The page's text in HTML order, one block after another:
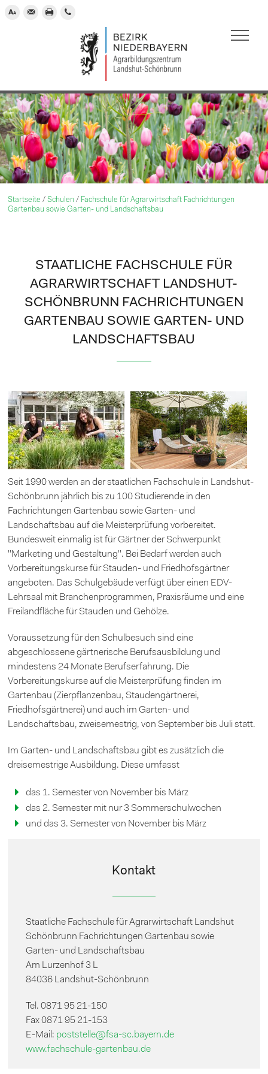
   
Startseite /Schulen / Fachschule für Agrarwirtschaft Fachrichtungen
Gartenbau sowie Garten- und Landschaftsbau
STAATLICHE FACHSCHULE FÜR
AGRARWIRTSCHAFT LANDSHUT-
SCHÖNBRUNN FACHRICHTUNGEN
GARTENBAU SOWIE GARTEN- UND
LANDSCHAFTSBAU
Seit 1990 werden an der staatlichen Fachschule in Landshut-
Schönbrunn jährlich bis zu 100 Studierende in den
Fachrichtungen Gartenbau sowie Garten- und
Landschaftsbau auf die Meisterprüfung vorbereitet.
Bundesweit einmalig ist für Gärtner der Schwerpunkt
"Marketing und Gestaltung". Bei Bedarf werden auch
Vorbereitungskurse für Stauden- und Friedhofsgärtner
angeboten. Das Schulgebäude verfügt über einen EDV-
Lehrsaal mit Branchenprogrammen, Praxisräume und eine
Freilandfläche für Stauden und Gehölze.
Voraussetzung für den Schulbesuch sind eine
abgeschlossene gärtnerische Berufsausbildung und
mindestens 24 Monate Berufserfahrung. Die
Vorbereitungskurse auf die Meisterprüfung finden im
Gartenbau (Zierpflanzenbau, Staudengärtnerei,
Friedhofsgärtnerei) und auch im Garten- und
Landschaftsbau, zweisemestrig, von September bis Juli statt.
Im Garten- und Landschaftsbau gibt es zusätzlich die
dreisemestrige Ausbildung. Diese umfasst
das 1. Semester von November bis März
das 2. Semester mit nur 3 Sommerschulwochen
und das 3. Semester von November bis März
Kontakt
Staatliche Fachschule für Agrarwirtschaft Landshut
Schönbrunn Fachrichtungen Gartenbau sowie
Garten- und Landschaftsbau
Am Lurzenhof 3 L
84036 Landshut-Schönbrunn
Tel. 0871 95 21-150
Fax 0871 95 21-153
E-Mail: poststelle@fsa-sc.bayern.de
www.fachschule-gartenbau.de